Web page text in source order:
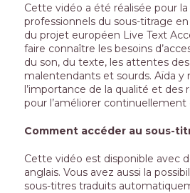
Cette vidéo a été réalisée pour
professionnels du sous-titrage
du projet européen Live Text
faire connaître les besoins
du son, du texte, les attentes
malentendants et sourds. Aïda y
l’importance de la qualité et des
pour l’améliorer continuellement
Comment accéder au sous-
Cette vidéo est disponible avec
anglais. Vous avez aussi la
sous-titres traduits